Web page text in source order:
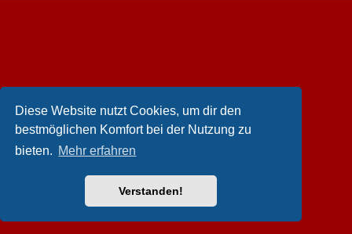
Diese Website nutzt Cookies, um dir den
bestmöglichen Komfort bei der Nutzung zu
bieten. Mehr erfahren
Verstanden!